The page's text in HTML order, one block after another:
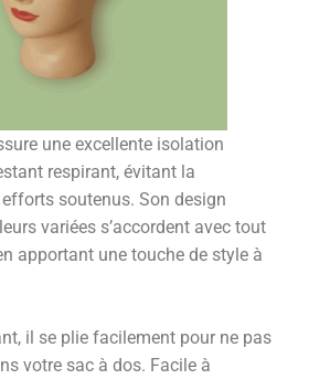
une excellente isolation
respirant, évitant la
soutenus. Son design
variées s’accordent avec tout
apportant une touche de style à
il se plie facilement pour ne pas
votre sac à dos. Facile à